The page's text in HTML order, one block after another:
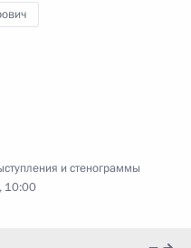
и стенограммы
10:00